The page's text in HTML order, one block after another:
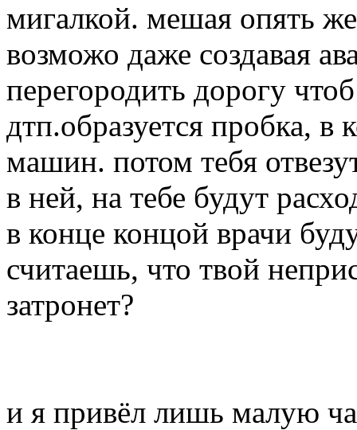
мигалкой. мешая опять
возможо даже создавая
перегородить дорогу
дтп.образуется пробка, в
машин. потом тебя
в ней, на тебе будут
в конце концой врачи
считаешь, что твой
затронет?
и я привёл лишь малую